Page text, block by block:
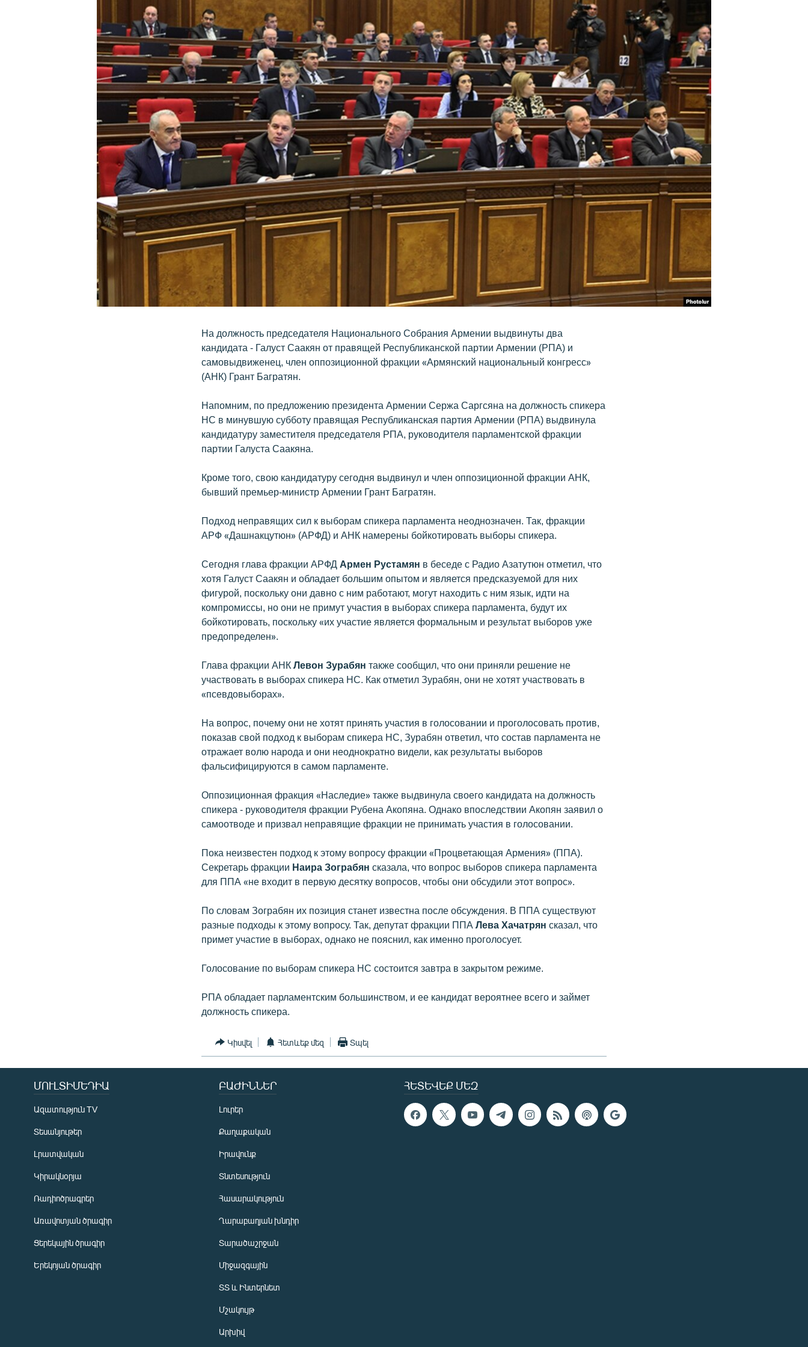
ՄԵԿՆԱԲԱՆՈՒԹՅՈՒՆ
ՁԳՏԵԼՈՎ ԼԱՎԱԳՈՒՅՆԻՆ
На должность председателя Национального Собрания Армении выдвинуты два
кандидата - Галуст Саакян от правящей Республиканской партии Армении (РПА) и
самовыдвиженец, член оппозиционной фракции «Армянский национальный конгресс»
(АНК) Грант Багратян.
Напомним, по предложению президента Армении Сержа Саргсяна на должность спикера
НС в минувшую субботу правящая Республиканская партия Армении (РПА) выдвинула
кандидатуру заместителя председателя РПА, руководителя парламентской фракции
партии Галуста Саакяна.
Кроме того, свою кандидатуру сегодня выдвинул и член оппозиционной фракции АНК,
бывший премьер-министр Армении Грант Багратян.
Подход неправящих сил к выборам спикера парламента неоднозначен. Так, фракции
АРФ «Дашнакцутюн» (АРФД) и АНК намерены бойкотировать выборы спикера.
Сегодня глава фракции АРФД Армен Рустамян в беседе с Радио Азатутюн отметил, что
хотя Галуст Саакян и обладает большим опытом и является предсказуемой для них
фигурой, поскольку они давно с ним работают, могут находить с ним язык, идти на
компромиссы, но они не примут участия в выборах спикера парламента, будут их
бойкотировать, поскольку «их участие является формальным и результат выборов уже
предопределен».
Глава фракции АНКЛевон Зурабян также сообщил, что они приняли решение не
участвовать в выборах спикера НС. Как отметил Зурабян, они не хотят участвовать в
«псевдовыборах».
На вопрос, почему они не хотят принять участия в голосовании и проголосовать против,
показав свой подход к выборам спикера НС, Зурабян ответил, что состав парламента не
отражает волю народа и они неоднократно видели, как результаты выборов
фальсифицируются в самом парламенте.
Оппозиционная фракция «Наследие» также выдвинула своего кандидата на должность
спикера - руководителя фракции Рубена Акопяна. Однако впоследствии Акопян заявил о
самоотводе и призвал неправящие фракции не принимать участия в голосовании.
Пока неизвестен подход к этому вопросу фракции «Процветающая Армения» (ППА).
Секретарь фракции Наира Зограбян сказала, что вопрос выборов спикера парламента
для ППА «не входит в первую десятку вопросов, чтобы они обсудили этот вопрос».
По словам Зограбян их позиция станет известна после обсуждения. В ППА существуют
разные подходы к этому вопросу. Так, депутат фракции ППАЛева Хачатрян сказал, что
примет участие в выборах, однако не пояснил, как именно проголосует.
Голосование по выборам спикера НС состоится завтра в закрытом режиме.
РПА обладает парламентским большинством, и ее кандидат вероятнее всего и займет
должность спикера.
Կիսվել Հետևեք մեզ Տպել
ՀԵՏԵՎԵՔ ՄԵԶ
ՄՈՒԼՏԻՄԵԴԻԱ
Ազատություն TV
Տեսանյութեր
Լրատվական
Կիրակնօրյա
Ռադիոծրագրեր
Առավոտյան ծրագիր
Ցերեկային ծրագիր
Երեկոյան ծրագիր
ԲԱԺԻՆՆԵՐ
Լուրեր
Քաղաքական
Իրավունք
Տնտեսություն
Հասարակություն
Ղարաբաղյան խնդիր
Տարածաշրջան
Միջազգային
ՏՏ և Ինտերնետ
Մշակույթ
Արխիվ